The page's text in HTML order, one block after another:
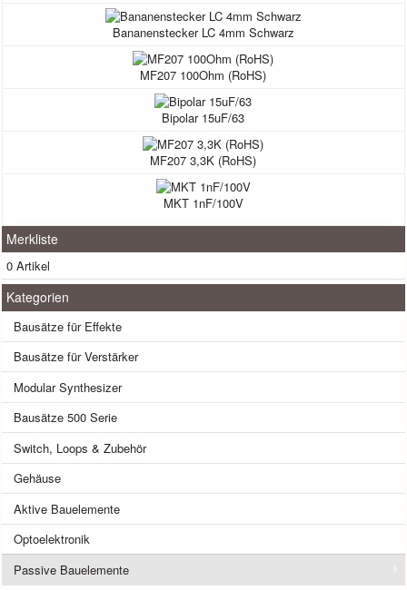
Bananenstecker LC 4mm Schwarz
MF207 100Ohm (RoHS)
Bipolar 15uF/63
MF207 3,3K (RoHS)
MKT 1nF/100V
Merkliste
0 Artikel
Kategorien
Bausätze für Effekte
Bausätze für Verstärker
Modular Synthesizer
Bausätze 500 Serie
Switch, Loops & Zubehör
Gehäuse
Aktive Bauelemente
Optoelektronik
Passive Bauelemente